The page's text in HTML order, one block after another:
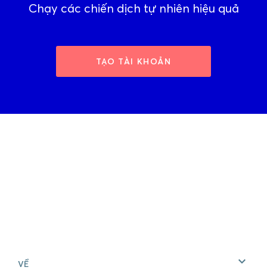
Chạy các chiến dịch tự nhiên hiệu quả
TẠO TÀI KHOẢN
VỀ